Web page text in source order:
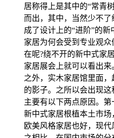
居称得上是其中的“常青
而出，其中，当然少不
成了设计上的“进阶”的
家居为何会受到专业观
在呢?绕不开的新中式家
家居展会上就可以看出
之外，实木家居馆里面
的影子。之所以会出现这
主要有以下两点原因。
新中式家居根植本土市
欧美风格家居也好，现